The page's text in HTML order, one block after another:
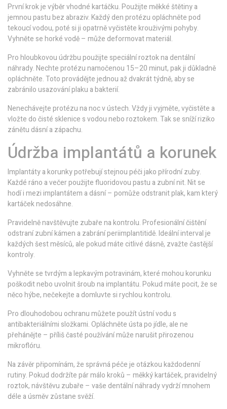
První krok je výběr vhodné kartáčku. Použijte měkké štětiny a
jemnou pastu bez abraziv. Každý den protézu opláchněte pod
tekoucí vodou, poté si ji opatrně vyčistěte krouživými pohyby.
Vyhněte se horké vodě – může deformovat materiál.
Pro hloubkovou údržbu použijte speciální roztok na dentální
náhrady. Nechte protézu namočenou 15–20 minut, pak ji důkladně
opláchněte. Toto provádějte jednou až dvakrát týdně, aby se
zabránilo usazování plaku a bakterií.
Nenechávejte protézu na noc v ústech. Vždy ji vyjměte, vyčistěte a
vložte do čisté sklenice s vodou nebo roztokem. Tak se sníží riziko
zánětu dásní a zápachu.
Údržba implantátů a korunek
Implantáty a korunky potřebují stejnou péči jako přírodní zuby.
Každé ráno a večer použijte fluoridovou pastu a zubní nit. Nit se
hodí i mezi implantátem a dásní – pomůže odstranit plak, kam který
kartáček nedosáhne.
Pravidelně navštěvujte zubaře na kontrolu. Profesionální čištění
odstraní zubní kámen a zabrání periimplantitidě. Ideální interval je
každých šest měsíců, ale pokud máte citlivé dásně, zvažte častější
kontroly.
Vyhněte se tvrdým a lepkavým potravinám, které mohou korunku
poškodit nebo uvolnit šroub na implantátu. Pokud máte pocit, že se
něco hýbe, nečekejte a domluvte si rychlou kontrolu.
Pro dlouhodobou ochranu můžete použít ústní vodu s
antibakteriálními složkami. Opláchněte ústa po jídle, ale ne
přehánějte – příliš časté používání může narušit přirozenou
mikroflóru.
Na závěr připomínám, že správná péče je otázkou každodenní
rutiny. Pokud dodržíte pár málo kroků – měkký kartáček, pravidelný
roztok, návštěvu zubaře – vaše dentální náhrady vydrží mnohem
déle a úsměv zůstane svěží.